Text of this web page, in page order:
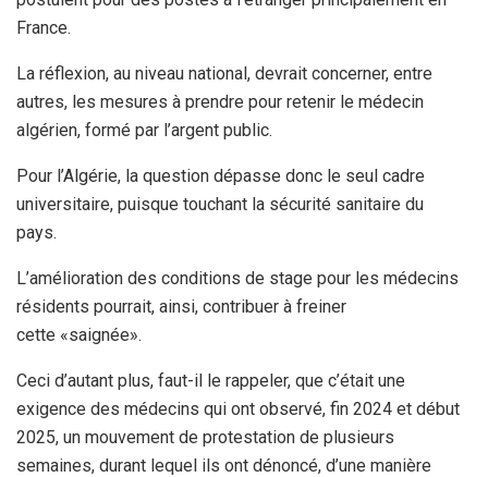
France.
La réflexion, au niveau national, devrait concerner, entre
autres, les mesures à prendre pour retenir le médecin
algérien, formé par l’argent public.
Pour l’Algérie, la question dépasse donc le seul cadre
universitaire, puisque touchant la sécurité sanitaire du
pays.
L’amélioration des conditions de stage pour les médecins
résidents pourrait, ainsi, contribuer à freiner
cette «saignée».
Ceci d’autant plus, faut-il le rappeler, que c’était une
exigence des médecins qui ont observé, fin 2024 et début
2025, un mouvement de protestation de plusieurs
semaines, durant lequel ils ont dénoncé, d’une manière